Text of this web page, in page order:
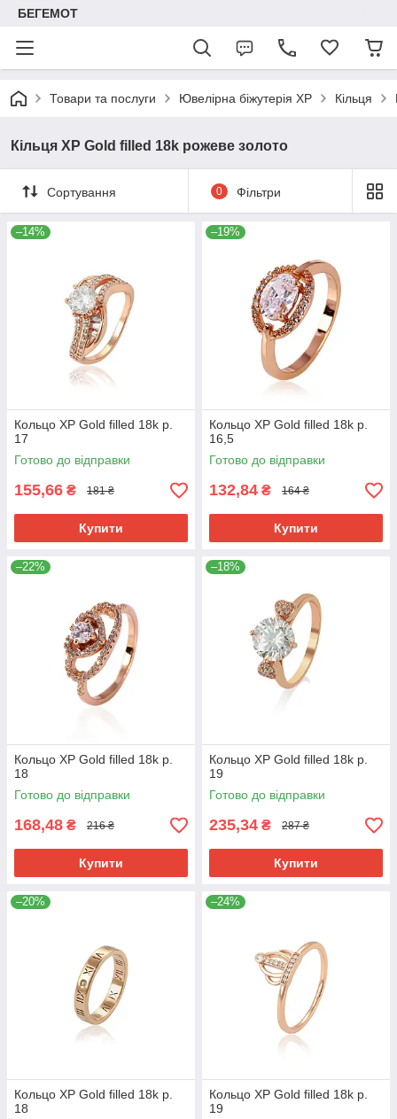
БЕГЕМОТ
Товари та послуги Ювелірна біжутерія XP Кільця
Кільця ХР Gold filled 18k рожеве золото
Сортування 0 Фільтри
–14%
Кольцо ХР Gold filled 18k р.
17
Готово до відправки
155,66 ₴ 181 ₴
Купити
–19%
Кольцо ХР Gold filled 18k р.
16,5
Готово до відправки
132,84 ₴ 164 ₴
Купити
–22%
Кольцо ХР Gold filled 18k р.
18
Готово до відправки
168,48 ₴ 216 ₴
Купити
–18%
Кольцо ХР Gold filled 18k р.
19
Готово до відправки
235,34 ₴ 287 ₴
Купити
–20%
Кольцо ХР Gold filled 18k р.
18
–24%
Кольцо ХР Gold filled 18k р.
19